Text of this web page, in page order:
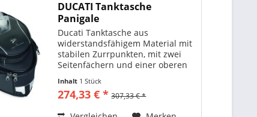
DUCATI Tanktasche
Panigale
Ducati Tanktasche aus
widerstandsfähigem Material mit
stabilen Zurrpunkten, mit zwei
Seitenfächern und einer oberen
Fassungsvermögen 12 Liter -
inclusive Regenschutz. ORIGINAL
Inhalt 1 Stück
274,33 € * 307,33 € *